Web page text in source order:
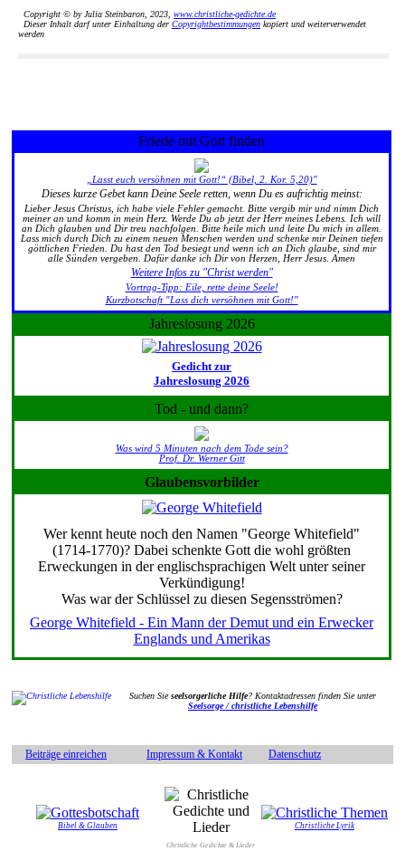
Copyright © by Julia Steinbaron, 2023, www.christliche-gedichte.de
Dieser Inhalt darf unter Einhaltung der Copyrightbestimmungen kopiert und weiterverwendet
werden
Friede mit Gott finden
„Lasst euch versöhnen mit Gott!“ (Bibel, 2. Kor. 5,20)"
Dieses kurze Gebet kann Deine Seele retten, wenn Du es aufrichtig meinst:
Lieber Jesus Christus, ich habe viele Fehler gemacht. Bitte vergib mir und nimm Dich
meiner an und komm in mein Herz. Werde Du ab jetzt der Herr meines Lebens. Ich will
an Dich glauben und Dir treu nachfolgen. Bitte heile mich und leite Du mich in allem.
Lass mich durch Dich zu einem neuen Menschen werden und schenke mir Deinen tiefen
göttlichen Frieden. Du hast den Tod besiegt und wenn ich an Dich glaube, sind mir
alle Sünden vergeben. Dafür danke ich Dir von Herzen, Herr Jesus. Amen
Weitere Infos zu "Christ werden"
Vortrag-Tipp: Eile, rette deine Seele!
Kurzbotschaft "Lass dich versöhnen mit Gott!"
Jahreslosung 2026
Gedicht zur
Jahreslosung 2026
Tod - und dann?
Was wird 5 Minuten nach dem Tode sein?
Prof. Dr. Werner Gitt
Glaubensvorbilder
Wer kennt heute noch den Namen "George Whitefield"
(1714-1770)? Dabei schenkte Gott die wohl größten
Erweckungen in der englischsprachigen Welt unter seiner
Verkündigung!
Was war der Schlüssel zu diesen Segensströmen?
George Whitefield - Ein Mann der Demut und ein Erwecker
Englands und Amerikas
Suchen Sieseelsorgerliche Hilfe? Kontaktadressen finden Sie unter
Seelsorge / christliche Lebenshilfe
Beiträge einreichen Impressum & Kontakt Datenschutz
Bibel & Glauben
Christliche Gedichte & Lieder
Christliche Lyrik